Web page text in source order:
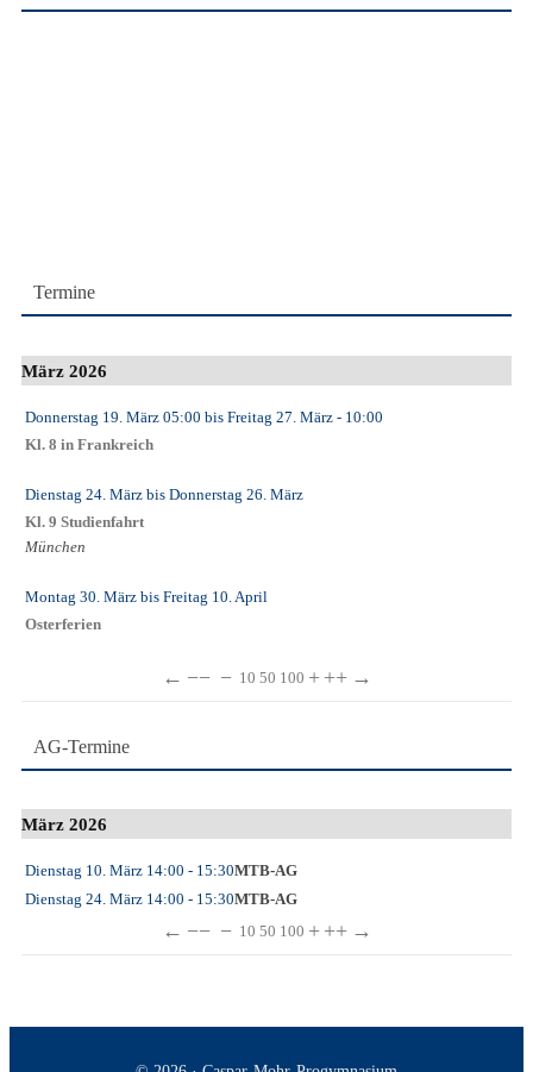
Termine
März 2026
Donnerstag 19. März 05:00 bis Freitag 27. März - 10:00
Kl. 8 in Frankreich
Dienstag 24. März bis Donnerstag 26. März
Kl. 9 Studienfahrt
München
Montag 30. März bis Freitag 10. April
Osterferien
← −− − 10 50 100 + ++ →
AG-Termine
März 2026
Dienstag 10. März 14:00 - 15:30MTB-AG
Dienstag 24. März 14:00 - 15:30MTB-AG
← −− − 10 50 100 + ++ →